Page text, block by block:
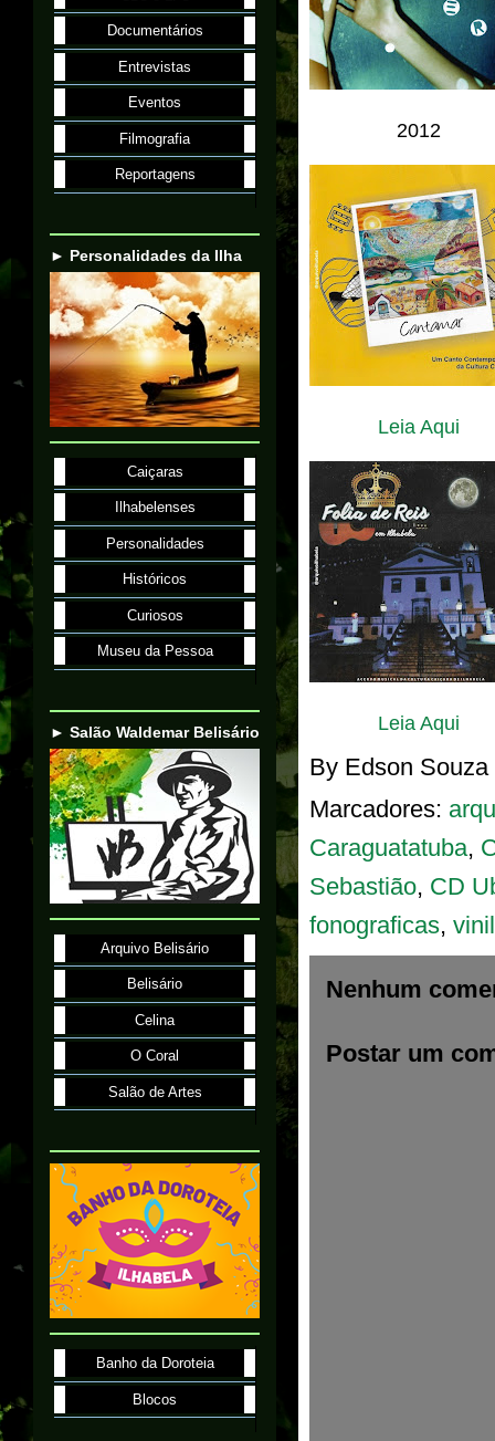
2012
Leia Aqui
Leia Aqui
By Edson Souza
Marcadores:
Caraguatatuba,
Sebastião, CD
fonograficas, vinil
Nenhum
Postar um
Documentários
Entrevistas
Eventos
Filmografia
Reportagens
► Personalidades da Ilha
Caiçaras
Ilhabelenses
Personalidades
Históricos
Curiosos
Museu da Pessoa
► Salão Waldemar Belisário
Arquivo Belisário
Belisário
Celina
O Coral
Salão de Artes
Banho da Doroteia
Blocos